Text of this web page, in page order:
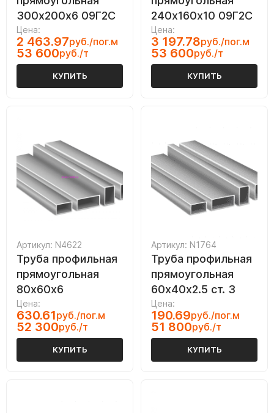
300х200х6 09Г2С
Цена:
2 463.97руб./пог.м
53 600руб./т
КУПИТЬ
240х160х10 09Г2С
Цена:
3 197.78руб./пог.м
53 600руб./т
КУПИТЬ
Артикул: N4622
Труба профильная
прямоугольная
80х60х6
Цена:
630.61руб./пог.м
52 300руб./т
КУПИТЬ
Артикул: N1764
Труба профильная
прямоугольная
60х40х2.5 ст. 3
Цена:
190.69руб./пог.м
51 800руб./т
КУПИТЬ